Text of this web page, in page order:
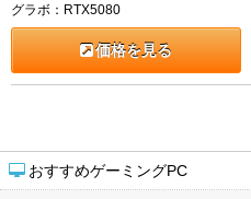
おすすめゲーミングPC
グラボ：RTX5080
価格を見る